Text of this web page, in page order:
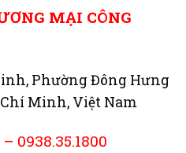
MẠI CÔNG
Phường Đông Hưng
Minh, Việt Nam
– 0938.35.1800